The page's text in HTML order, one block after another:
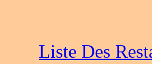
Liste Des